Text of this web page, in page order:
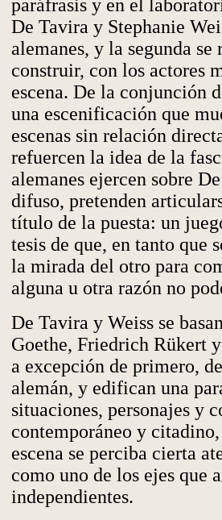
paráfrasis y en el
De Tavira y Stephanie
alemanes, y la segunda
construir, con los actores
escena. De la conjunción
una escenificación que
escenas sin relación
refuercen la idea de la
alemanes ejercen sobre
difuso, pretenden
título de la puesta: un
tesis de que, en tanto que
la mirada del otro para
alguna u otra razón no
De Tavira y Weiss se
Goethe, Friedrich Rükert
a excepción de primero,
alemán, y edifican una
situaciones, personajes y
contemporáneo y
escena se perciba cierta
como uno de los ejes que
independientes.